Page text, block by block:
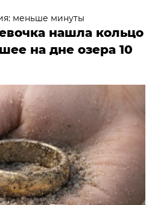
меньше минуты
нашла кольцо
на дне озера 10